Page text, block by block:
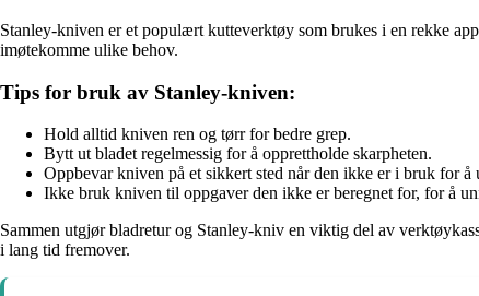
Stanley-kniven er et populært kutteverktøy som brukes i en rekke
imøtekomme ulike behov.
Tips for bruk av Stanley-kniven:
Hold alltid kniven ren og tørr for bedre grep.
Bytt ut bladet regelmessig for å opprettholde skarpheten.
Oppbevar kniven på et sikkert sted når den ikke er i bruk for å
Ikke bruk kniven til oppgaver den ikke er beregnet for, for å
Sammen utgjør bladretur og Stanley-kniv en viktig del av
i lang tid fremover.